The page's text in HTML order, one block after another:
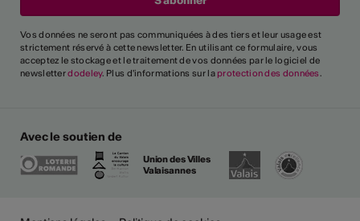
Vos données ne seront pas communiquées à des tiers et leur usage est
strictement réservé à cette newsletter. En utilisant ce formulaire, vous
acceptez le stockage et le traitement de vos données par le logiciel de
newsletterdodeley. Plus d'informations sur la protection des données.
Avec le soutien de
Union des Villes
Valaisannes